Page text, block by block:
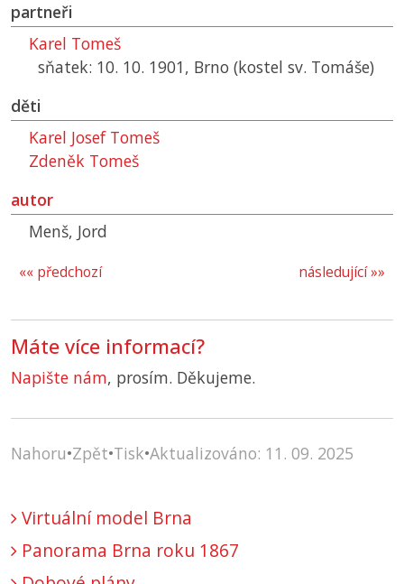
partneři
Karel Tomeš
sňatek: 10. 10. 1901, Brno (kostel sv. Tomáše)
děti
Karel Josef Tomeš
Zdeněk Tomeš
autor
Menš, Jord
následující »»
«« předchozí
Máte více informací?
Napište nám, prosím. Děkujeme.
Nahoru•Zpět•Tisk•Aktualizováno: 11. 09. 2025
Virtuální model Brna
Panorama Brna roku 1867